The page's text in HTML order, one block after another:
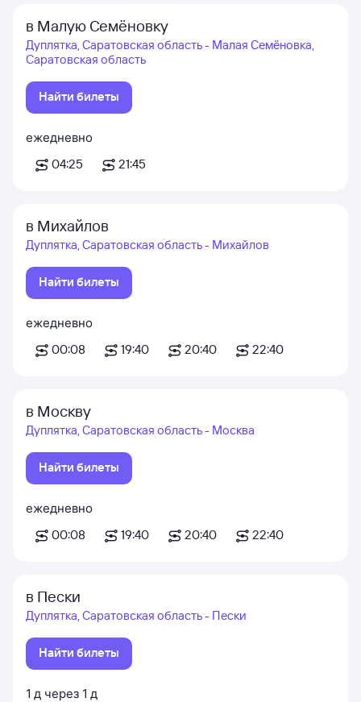
в Малую Семёновку
Дуплятка, Саратовская область - Малая Семёновка,
Саратовская область
Найти билеты
ежедневно
04:25
21:45
в Михайлов
Дуплятка, Саратовская область - Михайлов
Найти билеты
ежедневно
00:08
19:40 20:40 22:40
в Москву
Дуплятка, Саратовская область - Москва
Найти билеты
ежедневно
00:08
19:40 20:40 22:40
в Пески
Дуплятка, Саратовская область - Пески
Найти билеты
1 д через 1 д